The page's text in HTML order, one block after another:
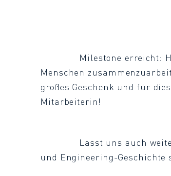
Milestone erreicht:
Menschen
großes Geschenk und für
Mitarbeiterin!
Lasst uns auch
und Engineering-Geschichte